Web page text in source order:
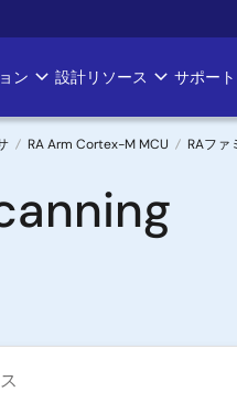
ン 設計リソース サポート
RA Arm Cortex-M MCU RAファ